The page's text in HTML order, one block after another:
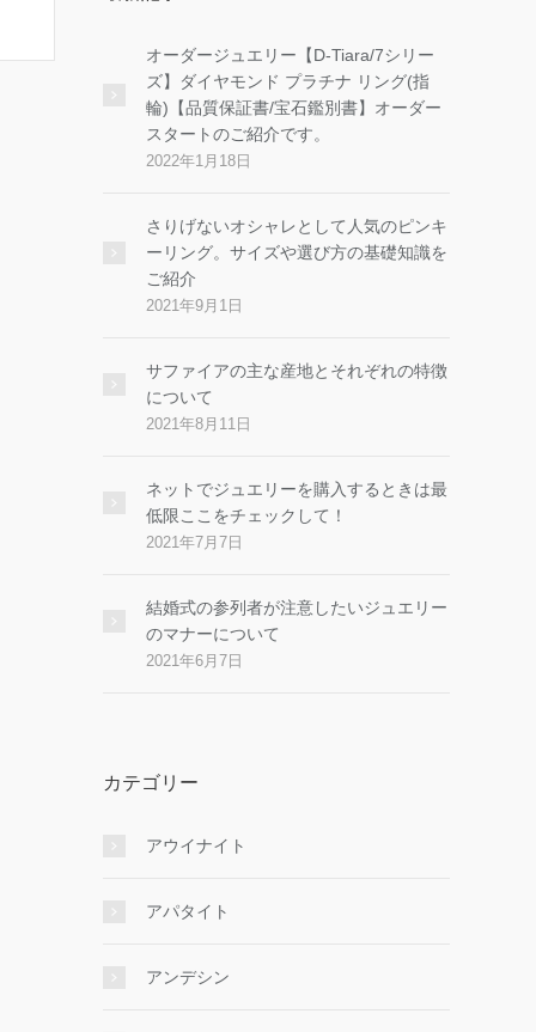
オーダージュエリー【D-Tiara/7シリー
ズ】ダイヤモンド プラチナ リング(指
輪)【品質保証書/宝石鑑別書】オーダー
スタートのご紹介です。
2022年1月18日
さりげないオシャレとして人気のピンキ
ーリング。サイズや選び方の基礎知識を
ご紹介
2021年9月1日
サファイアの主な産地とそれぞれの特徴
について
2021年8月11日
ネットでジュエリーを購入するときは最
低限ここをチェックして！
2021年7月7日
結婚式の参列者が注意したいジュエリー
のマナーについて
2021年6月7日
カテゴリー
アウイナイト
アパタイト
アンデシン